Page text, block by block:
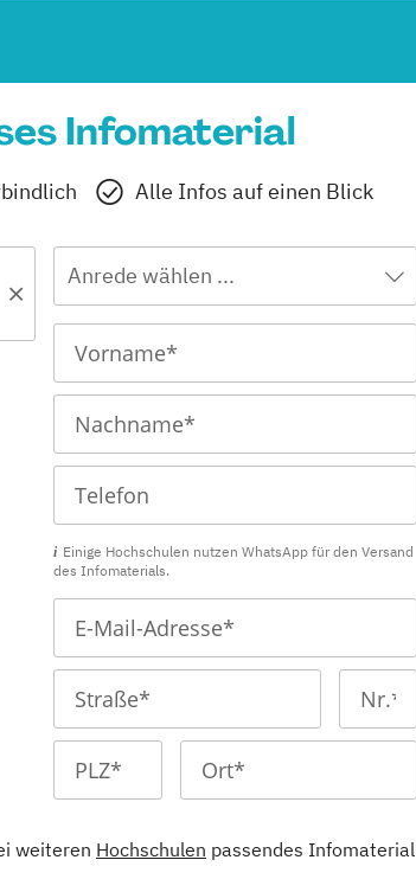
Infomaterial
Alle Infos auf einen Blick
Anrede wählen ...
Einige Hochschulen nutzen WhatsApp für den Versand
des Infomaterials.
weiteren Hochschulen passendes Infomaterial